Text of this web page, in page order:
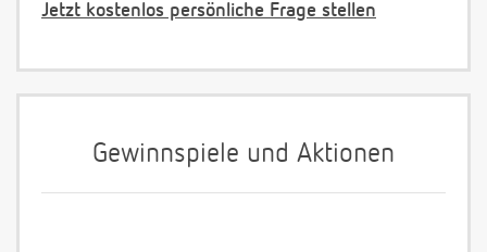
Jetzt kostenlos persönliche Frage stellen
Gewinnspiele und Aktionen